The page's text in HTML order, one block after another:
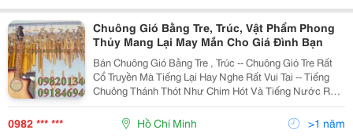
Chuông Gió Bằng Tre, Trúc, Vật Phẩm Phong
Thủy Mang Lại May Mắn Cho Giá Đình Bạn
Bán Chuông Gió Bằng Tre , Trúc -- Chuông Gió Tre Rất
Cổ Truyền Mà Tiếng Lại Hay Nghe Rất Vui Tai -- Tiếng
Chuông Thánh Thót Như Chim Hót Và Tiếng Nước Róc
Rách Chảy Nge Rất Du Dương , Chuông Gió Phát Ra
Nghe Rất Thú Vị Và Tạo Cảm Giác Lãng Mạn Cho
0982 *** *** Hồ Chí Minh >1 năm